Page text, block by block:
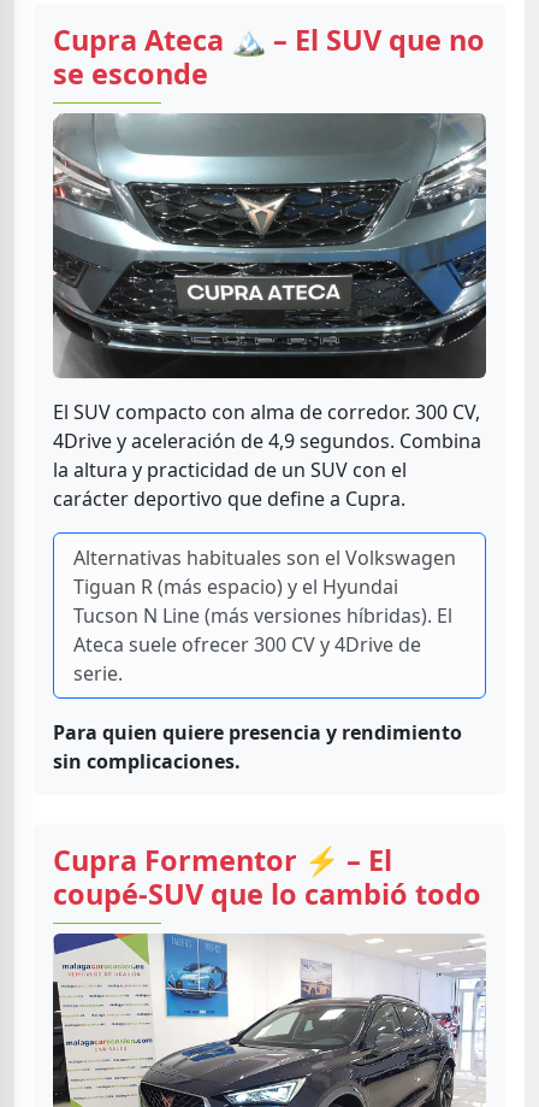
Cupra Ateca 🏔️ – El SUV que no
se esconde
El SUV compacto con alma de corredor. 300 CV,
4Drive y aceleración de 4,9 segundos. Combina
la altura y practicidad de un SUV con el
carácter deportivo que define a Cupra.
Alternativas habituales son el Volkswagen
Tiguan R (más espacio) y el Hyundai
Tucson N Line (más versiones híbridas). El
Ateca suele ofrecer 300 CV y 4Drive de
serie.
Para quien quiere presencia y rendimiento
sin complicaciones.
Cupra Formentor ⚡ – El
coupé-SUV que lo cambió todo